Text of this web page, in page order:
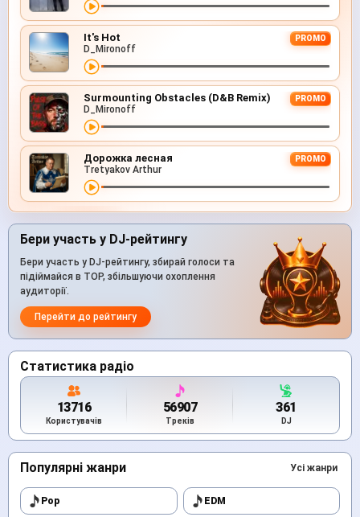
It's Hot PROMO
D_Mironoff
Surmounting Obstacles (D&B Remix) PROMO
D_Mironoff
Дорожка лесная PROMO
Tretyakov Arthur
Бери участь у DJ-рейтингу
Бери участь у DJ-рейтингу, збирай голоси та
підіймайся в TOP, збільшуючи охоплення
аудиторії.
Перейти до рейтингу
Статистика радіо
13716
Користувачів
56907
Треків
361
DJ
Популярні жанри Усі жанри
Pop EDM